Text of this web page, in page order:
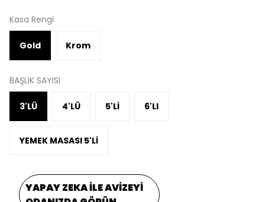
Kasa Rengi
Gold Krom
BAŞLIK SAYISI
3'LÜ 4'LÜ 5'Lİ 6'LI
YEMEK MASASI 5'Lİ
YAPAY ZEKA İLE AVİZEYİ